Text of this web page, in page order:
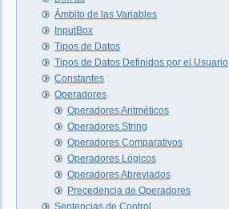
Ámbito de las Variables
InputBox
Tipos de Datos
Tipos de Datos Definidos por el Usuario
Constantes
Operadores
Operadores Aritméticos
Operadores String
Operadores Comparativos
Operadores Lógicos
Operadores Abreviados
Precedencia de Operadores